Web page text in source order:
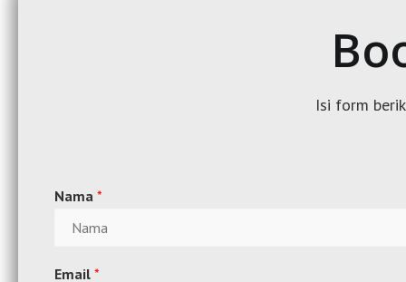
Isi form
Nama *
Email *